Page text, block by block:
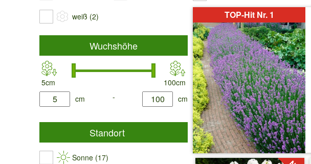
TOP-Hit Nr. 1
weiß (2)
Wuchshöhe
5cm
100cm
product.list.filter.height.min
cm - cm
product.list.filter.height.max
Standort
Sonne (17)